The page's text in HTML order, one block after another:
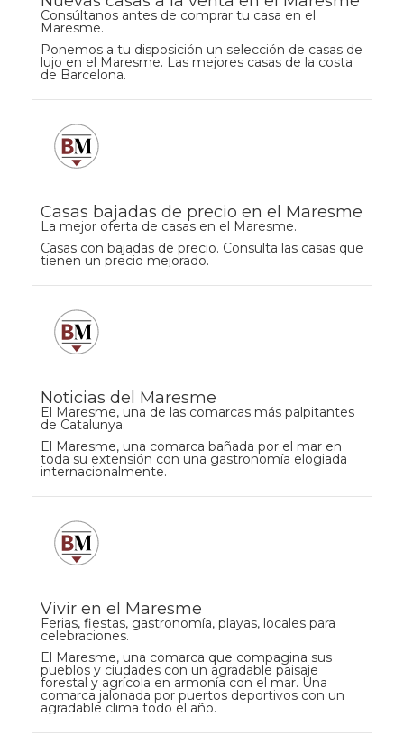
Consúltanos antes de comprar tu casa en el
Maresme.
Ponemos a tu disposición un selección de casas de
lujo en el Maresme. Las mejores casas de la costa
de Barcelona.
Casas bajadas de precio en el Maresme
La mejor oferta de casas en el Maresme.
Casas con bajadas de precio. Consulta las casas que
tienen un precio mejorado.
Noticias del Maresme
El Maresme, una de las comarcas más palpitantes
de Catalunya.
El Maresme, una comarca bañada por el mar en
toda su extensión con una gastronomía elogiada
internacionalmente.
Vivir en el Maresme
Ferias, fiestas, gastronomía, playas, locales para
celebraciones.
El Maresme, una comarca que compagina sus
pueblos y ciudades con un agradable paisaje
forestal y agrícola en armonía con el mar. Una
comarca jalonada por puertos deportivos con un
agradable clima todo el año.